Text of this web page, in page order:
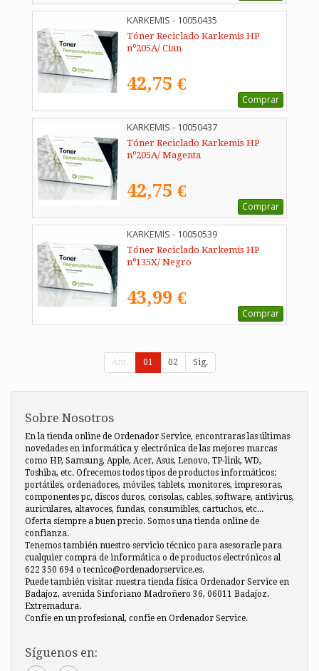
KARKEMIS - 10050435
Tóner Reciclado Karkemis HP
nº205A/ Cian
42,75 €
Comprar
KARKEMIS - 10050437
Tóner Reciclado Karkemis HP
nº205A/ Magenta
42,75 €
Comprar
KARKEMIS - 10050539
Tóner Reciclado Karkemis HP
nº135X/ Negro
43,99 €
Comprar
Ant. 01 02 Sig.
Sobre Nosotros
En la tienda online de Ordenador Service, encontraras las últimas
novedades en informática y electrónica de las mejores marcas
como HP, Samsung, Apple, Acer, Asus, Lenovo, TP-link, WD,
Toshiba, etc. Ofrecemos todos tipos de productos informáticos:
portátiles, ordenadores, móviles, tablets, monitores, impresoras,
componentes pc, discos duros, consolas, cables, software, antivirus,
auriculares, altavoces, fundas, consumibles, cartuchos, etc...
Oferta siempre a buen precio. Somos una tienda online de
confianza.
Tenemos también nuestro servicio técnico para asesorarle para
cualquier compra de informática o de productos electrónicos al
622 350 694 o tecnico@ordenadorservice.es.
Puede también visitar nuestra tienda física Ordenador Service en
Badajoz, avenida Sinforiano Madroñero 36, 06011 Badajoz.
Extremadura.
Confíe en un profesional, confie en Ordenador Service.
Síguenos en: